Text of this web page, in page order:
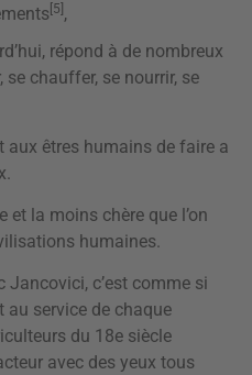
[5] ,
répond à de nombreux
se chauffer, se nourrir, se
aux êtres humains de faire a
et la moins chère que l’on
humaines.
Jancovici, c’est comme si
au service de chaque
du 18e siècle
avec des yeux tous